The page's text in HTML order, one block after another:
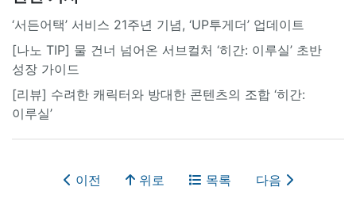
‘서든어택’ 서비스 21주년 기념, ‘UP투게더’ 업데이트
[나노 TIP] 물 건너 넘어온 서브컬처 ‘히간: 이루실’ 초반
성장 가이드
[리뷰] 수려한 캐릭터와 방대한 콘텐츠의 조합 ‘히간:
이루실’
이전 위로 목록 다음